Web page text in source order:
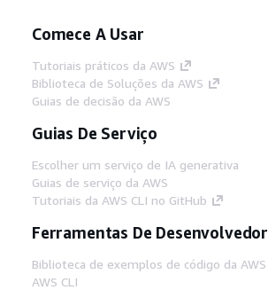
Comece A Usar
Tutoriais práticos da AWS
Biblioteca de Soluções da AWS
Guias de decisão da AWS
Guias De Serviço
Escolher um serviço de IA generativa
Guias de serviço da AWS
Tutoriais da AWS CLI no GitHub
Ferramentas De Desenvolvedor
Biblioteca de exemplos de código da AWS
AWS CLI